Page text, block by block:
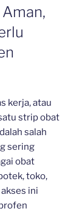
kerja, atau
strip obat
salah
sering
obat
toko,
ini